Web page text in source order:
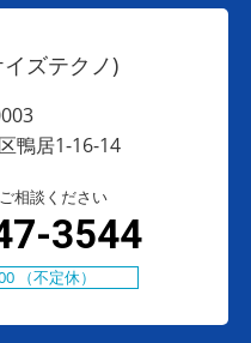
ズテクノ)
鴨居1-16-14
相談ください
3544
（不定休）